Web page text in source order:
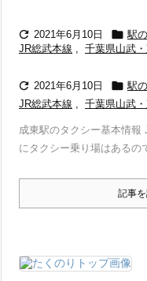
 2021年6月10日  駅
JR総武本線 , 千葉県山武
 2021年6月10日  駅
JR総武本線 , 千葉県山武
成東駅のタクシー基本情報
にタクシー乗り場はあるの
記事